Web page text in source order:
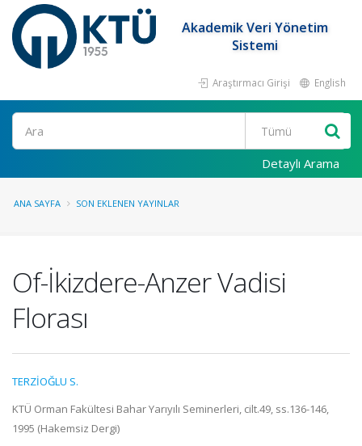
Akademik Veri Yönetim
Sistemi
Araştırmacı Girişi English
Ara
Detaylı Arama
ANA SAYFA SON EKLENEN YAYINLAR
Of-İkizdere-Anzer Vadisi
Florası
TERZİOĞLU S.
KTÜ Orman Fakültesi Bahar Yarıyılı Seminerleri, cilt.49, ss.136-146,
1995 (Hakemsiz Dergi)